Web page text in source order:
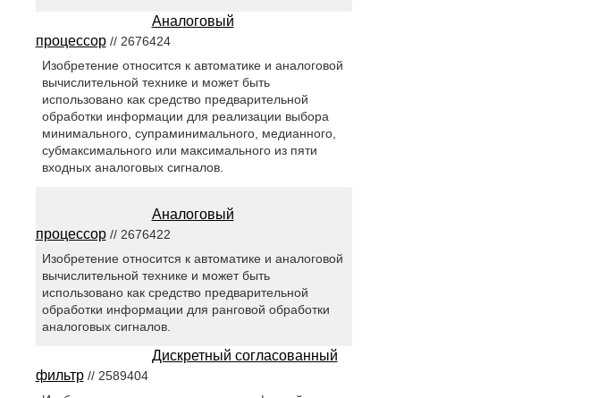
Аналоговый
процессор// 2676424
Изобретение относится к автоматике и аналоговой
вычислительной технике и может быть
использовано как средство предварительной
обработки информации для реализации выбора
минимального, супраминимального, медианного,
субмаксимального или максимального из пяти
входных аналоговых сигналов.
Аналоговый
процессор// 2676422
Изобретение относится к автоматике и аналоговой
вычислительной технике и может быть
использовано как средство предварительной
обработки информации для ранговой обработки
аналоговых сигналов.
Дискретный согласованный
фильтр// 2589404